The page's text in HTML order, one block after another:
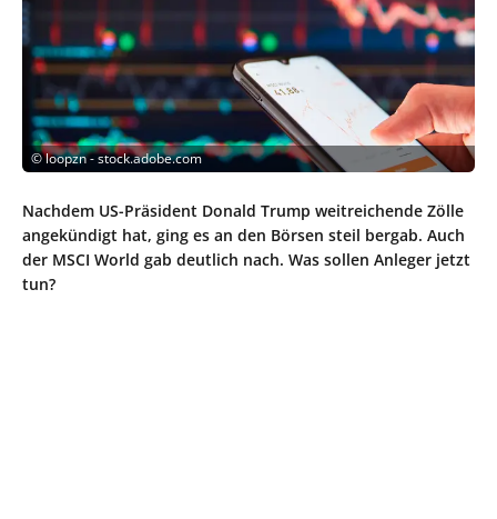
©loopzn - stock.adobe.com
Nachdem US-Präsident Donald Trump weitreichende Zölle
angekündigt hat, ging es an den Börsen steil bergab. Auch
der MSCI World gab deutlich nach. Was sollen Anleger jetzt
tun?